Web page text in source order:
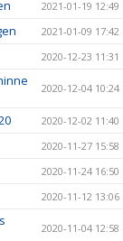
2021-01-19 12:49
2021-01-09 17:42
2020-12-23 11:31
2020-12-04 10:24
2020-12-02 11:40
2020-11-27 15:58
2020-11-24 16:50
2020-11-12 13:06
2020-11-04 12:58